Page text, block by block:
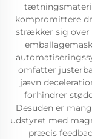
kompromittere
strækker sig over
omfatter
jævn
forhindrer
Desuden er
udstyret med
præcis